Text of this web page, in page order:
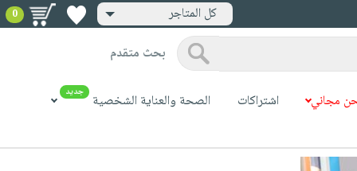
كل المتاجر 0
بحث متقدم
مجاني اشتراكات الصحة والعناية الشخصية جديد